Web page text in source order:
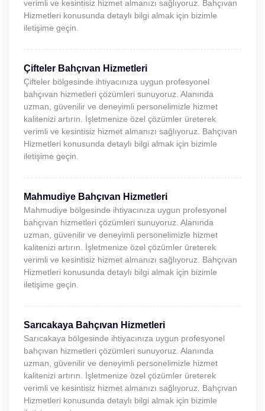
verimli ve kesintisiz hizmet almanızı sağlıyoruz. Bahçıvan
Hizmetleri konusunda detaylı bilgi almak için bizimle
iletişime geçin.
Çifteler Bahçıvan Hizmetleri
Çifteler bölgesinde ihtiyacınıza uygun profesyonel
bahçıvan hizmetleri çözümleri sunuyoruz. Alanında
uzman, güvenilir ve deneyimli personelimizle hizmet
kalitenizi artırın. İşletmenize özel çözümler üreterek
verimli ve kesintisiz hizmet almanızı sağlıyoruz. Bahçıvan
Hizmetleri konusunda detaylı bilgi almak için bizimle
iletişime geçin.
Mahmudiye Bahçıvan Hizmetleri
Mahmudiye bölgesinde ihtiyacınıza uygun profesyonel
bahçıvan hizmetleri çözümleri sunuyoruz. Alanında
uzman, güvenilir ve deneyimli personelimizle hizmet
kalitenizi artırın. İşletmenize özel çözümler üreterek
verimli ve kesintisiz hizmet almanızı sağlıyoruz. Bahçıvan
Hizmetleri konusunda detaylı bilgi almak için bizimle
iletişime geçin.
Sarıcakaya Bahçıvan Hizmetleri
Sarıcakaya bölgesinde ihtiyacınıza uygun profesyonel
bahçıvan hizmetleri çözümleri sunuyoruz. Alanında
uzman, güvenilir ve deneyimli personelimizle hizmet
kalitenizi artırın. İşletmenize özel çözümler üreterek
verimli ve kesintisiz hizmet almanızı sağlıyoruz. Bahçıvan
Hizmetleri konusunda detaylı bilgi almak için bizimle